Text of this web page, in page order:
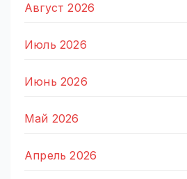
Август 2026
Июль 2026
Июнь 2026
Май 2026
Апрель 2026